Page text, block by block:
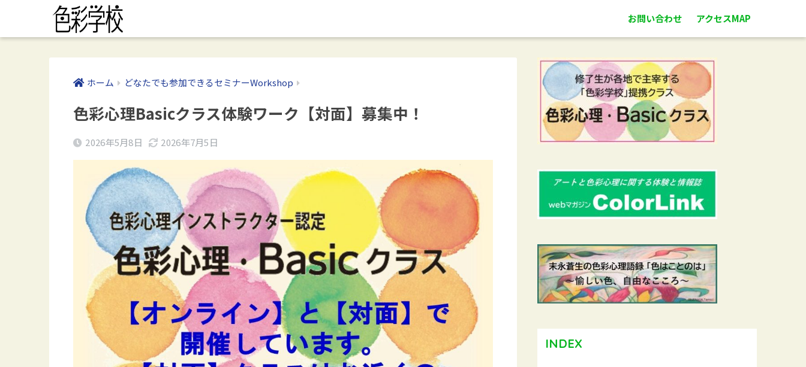
お問い合わせ アクセスMAP
ホーム どなたでも参加できるセミナーWorkshop
色彩心理Basicクラス体験ワーク【対面】募集中！
2026年5月8日 2026年7月5日
INDEX